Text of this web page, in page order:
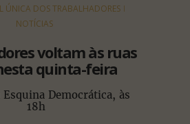
ÚNICA DOS TRABALHADORES
NOTÍCIAS
voltam às ruas
quinta-feira
Democrática, às
18h